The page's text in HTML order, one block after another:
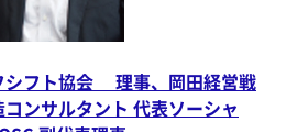
シフト協会 理事、岡田経営戦
ンサルタント 代表ソーシャ